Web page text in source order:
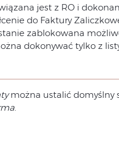
jest z RO i
do Faktury
zablokowana
dokonywać tylko z
można ustalić domyślny
.